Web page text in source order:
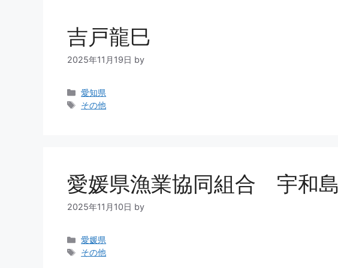
吉戸龍巳
2025年11月19日 by
愛知県
その他
愛媛県漁業協同組合 宇和
2025年11月10日 by
愛媛県
その他